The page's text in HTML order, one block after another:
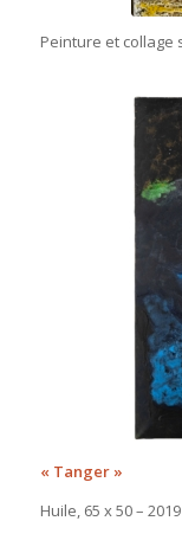
Peinture et collage
« Tanger »
Huile, 65 x 50 – 2019